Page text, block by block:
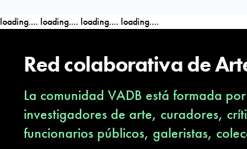
loading.... loading.... loading.... loading....
Red colaborativa de
La comunidad VADB está formada
investigadores de arte, curadores,
funcionarios públicos, galeristas,